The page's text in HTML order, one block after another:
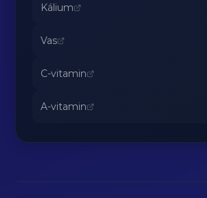
Kálium
Vas
C-vitamin
A-vitamin